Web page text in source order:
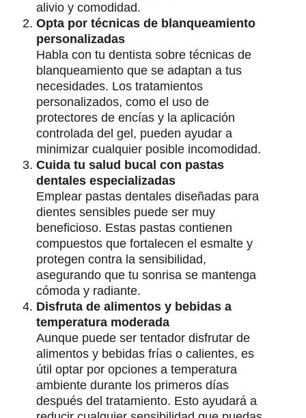
alivio y comodidad.
Opta por técnicas de blanqueamiento
personalizadas
Habla con tu dentista sobre técnicas de
blanqueamiento que se adaptan a tus
necesidades. Los tratamientos
personalizados, como el uso de
protectores de encías y la aplicación
controlada del gel, pueden ayudar a
minimizar cualquier posible incomodidad.
Cuida tu salud bucal con pastas
dentales especializadas
Emplear pastas dentales diseñadas para
dientes sensibles puede ser muy
beneficioso. Estas pastas contienen
compuestos que fortalecen el esmalte y
protegen contra la sensibilidad,
asegurando que tu sonrisa se mantenga
cómoda y radiante.
Disfruta de alimentos y bebidas a
temperatura moderada
Aunque puede ser tentador disfrutar de
alimentos y bebidas frías o calientes, es
útil optar por opciones a temperatura
ambiente durante los primeros días
después del tratamiento. Esto ayudará a